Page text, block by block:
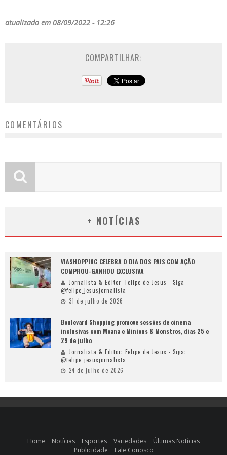
atualizado em 08/09/2022 - 12:26
COMPARTILHAR:
COMENTÁRIOS
+ NOTÍCIAS
VIASHOPPING CELEBRA O DIA DOS PAIS COM AÇÃO
COMPROU-GANHOU EXCLUSIVA
Jornalista & Editor: Felipe de Jesus - Siga:
@felipe_jesusjornalista
31 de julho de 2026
Boulevard Shopping promove sessões de cinema
inclusivas com Moana e Minions & Monstros, dias 25 e
29 de julho
Jornalista & Editor: Felipe de Jesus - Siga:
@felipe_jesusjornalista
24 de julho de 2026
Home Notícias Esportes Variedades
Últimas Notícias
Publicidade
Fale Conosco